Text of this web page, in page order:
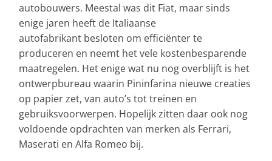
autobouwers. Meestal was dit Fiat, maar sinds
enige jaren heeft de Italiaanse
autofabrikant besloten om efficiënter te
produceren en neemt het vele kostenbesparende
maatregelen. Het enige wat nu nog overblijft is het
ontwerpbureau waarin Pininfarina nieuwe creaties
op papier zet, van auto’s tot treinen en
gebruiksvoorwerpen. Hopelijk zitten daar ook nog
voldoende opdrachten van merken als Ferrari,
Maserati en Alfa Romeo bij.